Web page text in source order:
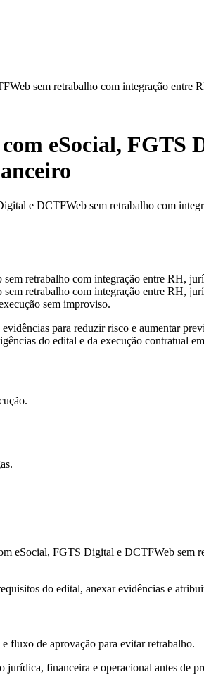
sem retrabalho com integração entre
eSocial, FGTS
e DCTFWeb sem retrabalho com
retrabalho com integração entre RH,
retrabalho com integração entre RH,
sem improviso.
para reduzir risco e aumentar
do edital e da execução contratual
eSocial, FGTS Digital e DCTFWeb
do edital, anexar evidências e
fluxo de aprovação para evitar retrabalho.
financeira e operacional antes de